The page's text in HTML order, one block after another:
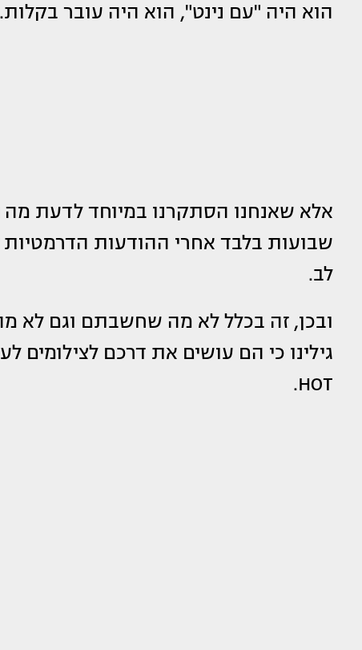
הוא היה "עם נינט", הוא היה עובר בקלות.
אלא שאנחנו הסתקרנו במיוחד לדעת מה
שבועות בלבד אחרי ההודעות הדרמטיות
לב.
ובכן, זה בכלל לא מה שחשבתם וגם לא
גילינו כי הם עושים את דרכם
HOT.